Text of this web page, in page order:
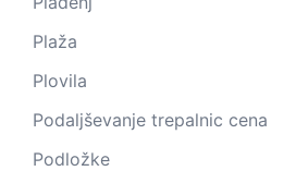
Plaža
Plovila
Podaljševanje trepalnic cena
Podložke